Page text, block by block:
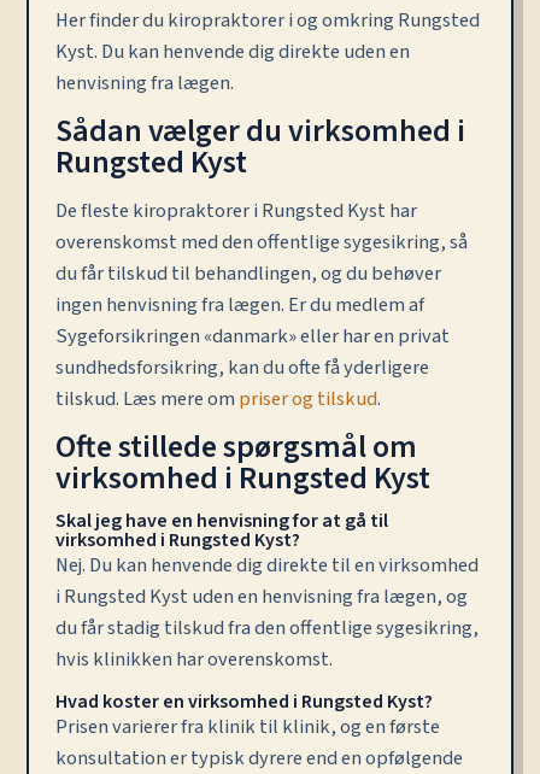
Her finder du kiropraktorer i og omkring Rungsted
Kyst. Du kan henvende dig direkte uden en
henvisning fra lægen.
Sådan vælger du virksomhed i
Rungsted Kyst
De fleste kiropraktorer i Rungsted Kyst har
overenskomst med den offentlige sygesikring, så
du får tilskud til behandlingen, og du behøver
ingen henvisning fra lægen. Er du medlem af
Sygeforsikringen «danmark» eller har en privat
sundhedsforsikring, kan du ofte få yderligere
tilskud. Læs mere om priser og tilskud.
Ofte stillede spørgsmål om
virksomhed i Rungsted Kyst
Skal jeg have en henvisning for at gå til
virksomhed i Rungsted Kyst?
Nej. Du kan henvende dig direkte til en virksomhed
i Rungsted Kyst uden en henvisning fra lægen, og
du får stadig tilskud fra den offentlige sygesikring,
hvis klinikken har overenskomst.
Hvad koster en virksomhed i Rungsted Kyst?
Prisen varierer fra klinik til klinik, og en første
konsultation er typisk dyrere end en opfølgende